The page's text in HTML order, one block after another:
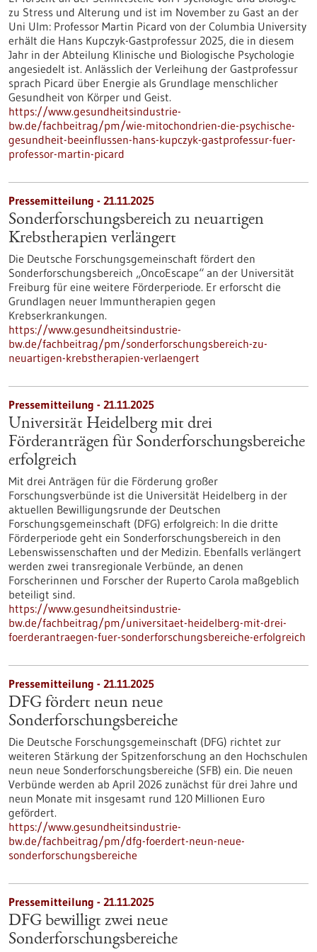
zu Stress und Alterung und ist im November zu Gast an der
Uni Ulm: Professor Martin Picard von der Columbia University
erhält die Hans Kupczyk-Gastprofessur 2025, die in diesem
Jahr in der Abteilung Klinische und Biologische Psychologie
angesiedelt ist. Anlässlich der Verleihung der Gastprofessur
sprach Picard über Energie als Grundlage menschlicher
Gesundheit von Körper und Geist.
https://www.gesundheitsindustrie-
bw.de/fachbeitrag/pm/wie-mitochondrien-die-psychische-
gesundheit-beeinflussen-hans-kupczyk-gastprofessur-fuer-
professor-martin-picard
Pressemitteilung - 21.11.2025
Sonderforschungsbereich zu neuartigen
Krebstherapien verlängert
Die Deutsche Forschungsgemeinschaft fördert den
Sonderforschungsbereich „OncoEscape“ an der Universität
Freiburg für eine weitere Förderperiode. Er erforscht die
Grundlagen neuer Immuntherapien gegen
Krebserkrankungen.
https://www.gesundheitsindustrie-
bw.de/fachbeitrag/pm/sonderforschungsbereich-zu-
neuartigen-krebstherapien-verlaengert
Pressemitteilung - 21.11.2025
Universität Heidelberg mit drei
Förderanträgen für Sonderforschungsbereiche
erfolgreich
Mit drei Anträgen für die Förderung großer
Forschungsverbünde ist die Universität Heidelberg in der
aktuellen Bewilligungsrunde der Deutschen
Forschungsgemeinschaft (DFG) erfolgreich: In die dritte
Förderperiode geht ein Sonderforschungsbereich in den
Lebenswissenschaften und der Medizin. Ebenfalls verlängert
werden zwei transregionale Verbünde, an denen
Forscherinnen und Forscher der Ruperto Carola maßgeblich
beteiligt sind.
https://www.gesundheitsindustrie-
bw.de/fachbeitrag/pm/universitaet-heidelberg-mit-drei-
foerderantraegen-fuer-sonderforschungsbereiche-erfolgreich
Pressemitteilung - 21.11.2025
DFG fördert neun neue
Sonderforschungsbereiche
Die Deutsche Forschungsgemeinschaft (DFG) richtet zur
weiteren Stärkung der Spitzenforschung an den Hochschulen
neun neue Sonderforschungsbereiche (SFB) ein. Die neuen
Verbünde werden ab April 2026 zunächst für drei Jahre und
neun Monate mit insgesamt rund 120 Millionen Euro
gefördert.
https://www.gesundheitsindustrie-
bw.de/fachbeitrag/pm/dfg-foerdert-neun-neue-
sonderforschungsbereiche
Pressemitteilung - 21.11.2025
DFG bewilligt zwei neue
Sonderforschungsbereiche